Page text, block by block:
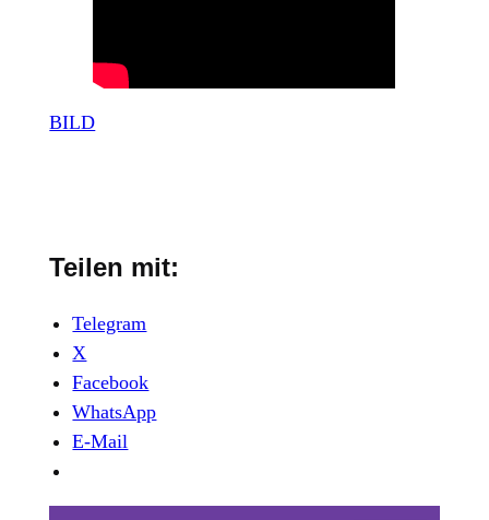
BILD
Teilen mit:
Telegram
X
Facebook
WhatsApp
E-Mail